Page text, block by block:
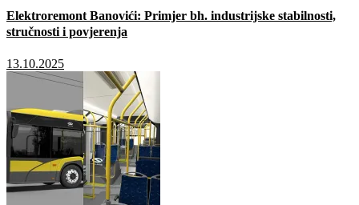
Elektroremont Banovići: Primjer bh. industrijske stabilnosti,
stručnosti i povjerenja
13.10.2025